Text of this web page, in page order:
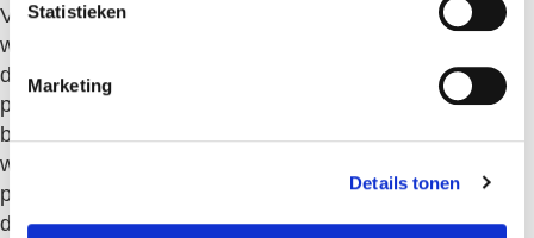
m
m
i
n
g
e
Statistieken
Marketing
Details tonen
Voor detacheerders die hun administratieve processen
willen optimaliseren, biedt een geïntegreerde oplossing
de mogelijkheid om alle aspecten van
projectadministratie en facturatie in één systeem te
beheren. Wil je meer weten over hoe dit in de praktijk
werkt?
persoonlijk gesprek over de mogelijkheden voor jouw
detacheringsbedrijf.